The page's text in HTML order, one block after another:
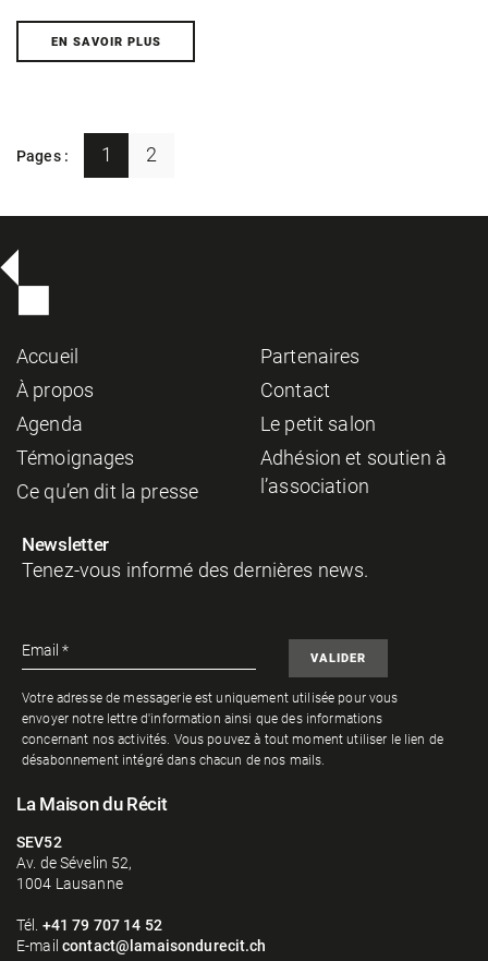
EN SAVOIR PLUS
Pages : 1 2
Accueil
À propos
Agenda
Témoignages
Ce qu’en dit la presse
Partenaires
Contact
Le petit salon
Adhésion et soutien à
l’association
Newsletter
Tenez-vous informé des dernières news.
Votre adresse de messagerie est uniquement utilisée pour vous
envoyer notre lettre d'information ainsi que des informations
concernant nos activités. Vous pouvez à tout moment utiliser le lien de
désabonnement intégré dans chacun de nos mails.
La Maison du Récit
SEV52
Av. de Sévelin 52,
1004 Lausanne
Tél. +41 79 707 14 52
E-mail contact@lamaisondurecit.ch